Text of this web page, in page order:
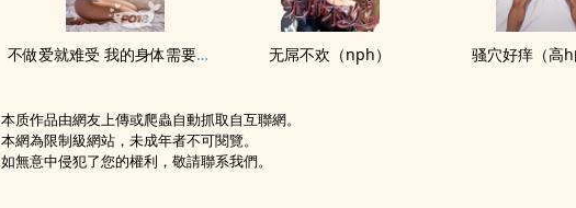
不做爱就难受 我的身体需要‍精‎‎液‎来治病 无屌不欢（nph） 骚‍‌‎穴‌好痒（‎高‎h‌‍‎
本质作品由網友上傳或爬蟲自動抓取自互聯網。
本網為限制級網站，未成年者不可閱覽。
如無意中侵犯了您的權利，敬請聯系我們。